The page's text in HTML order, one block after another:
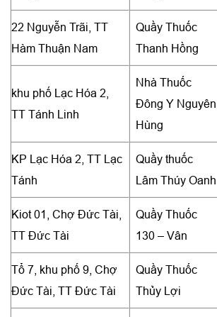
22 Nguyễn Trãi, TT
Hàm Thuận Nam
Quầy Thuốc
Thanh Hồng
khu phố Lạc Hóa 2,
TT Tánh Linh
Nhà Thuốc
Đông Y Nguyên
Hùng
KP Lạc Hóa 2, TT Lạc
Tánh
Quầy thuốc
Lâm Thúy Oanh
Kiot 01, Chợ Đức Tài,
TT Đức Tài
Quầy Thuốc
130 – Vân
Tổ 7, khu phố 9, Chợ
Đức Tài, TT Đức Tài
Quầy Thuốc
Thủy Lợi